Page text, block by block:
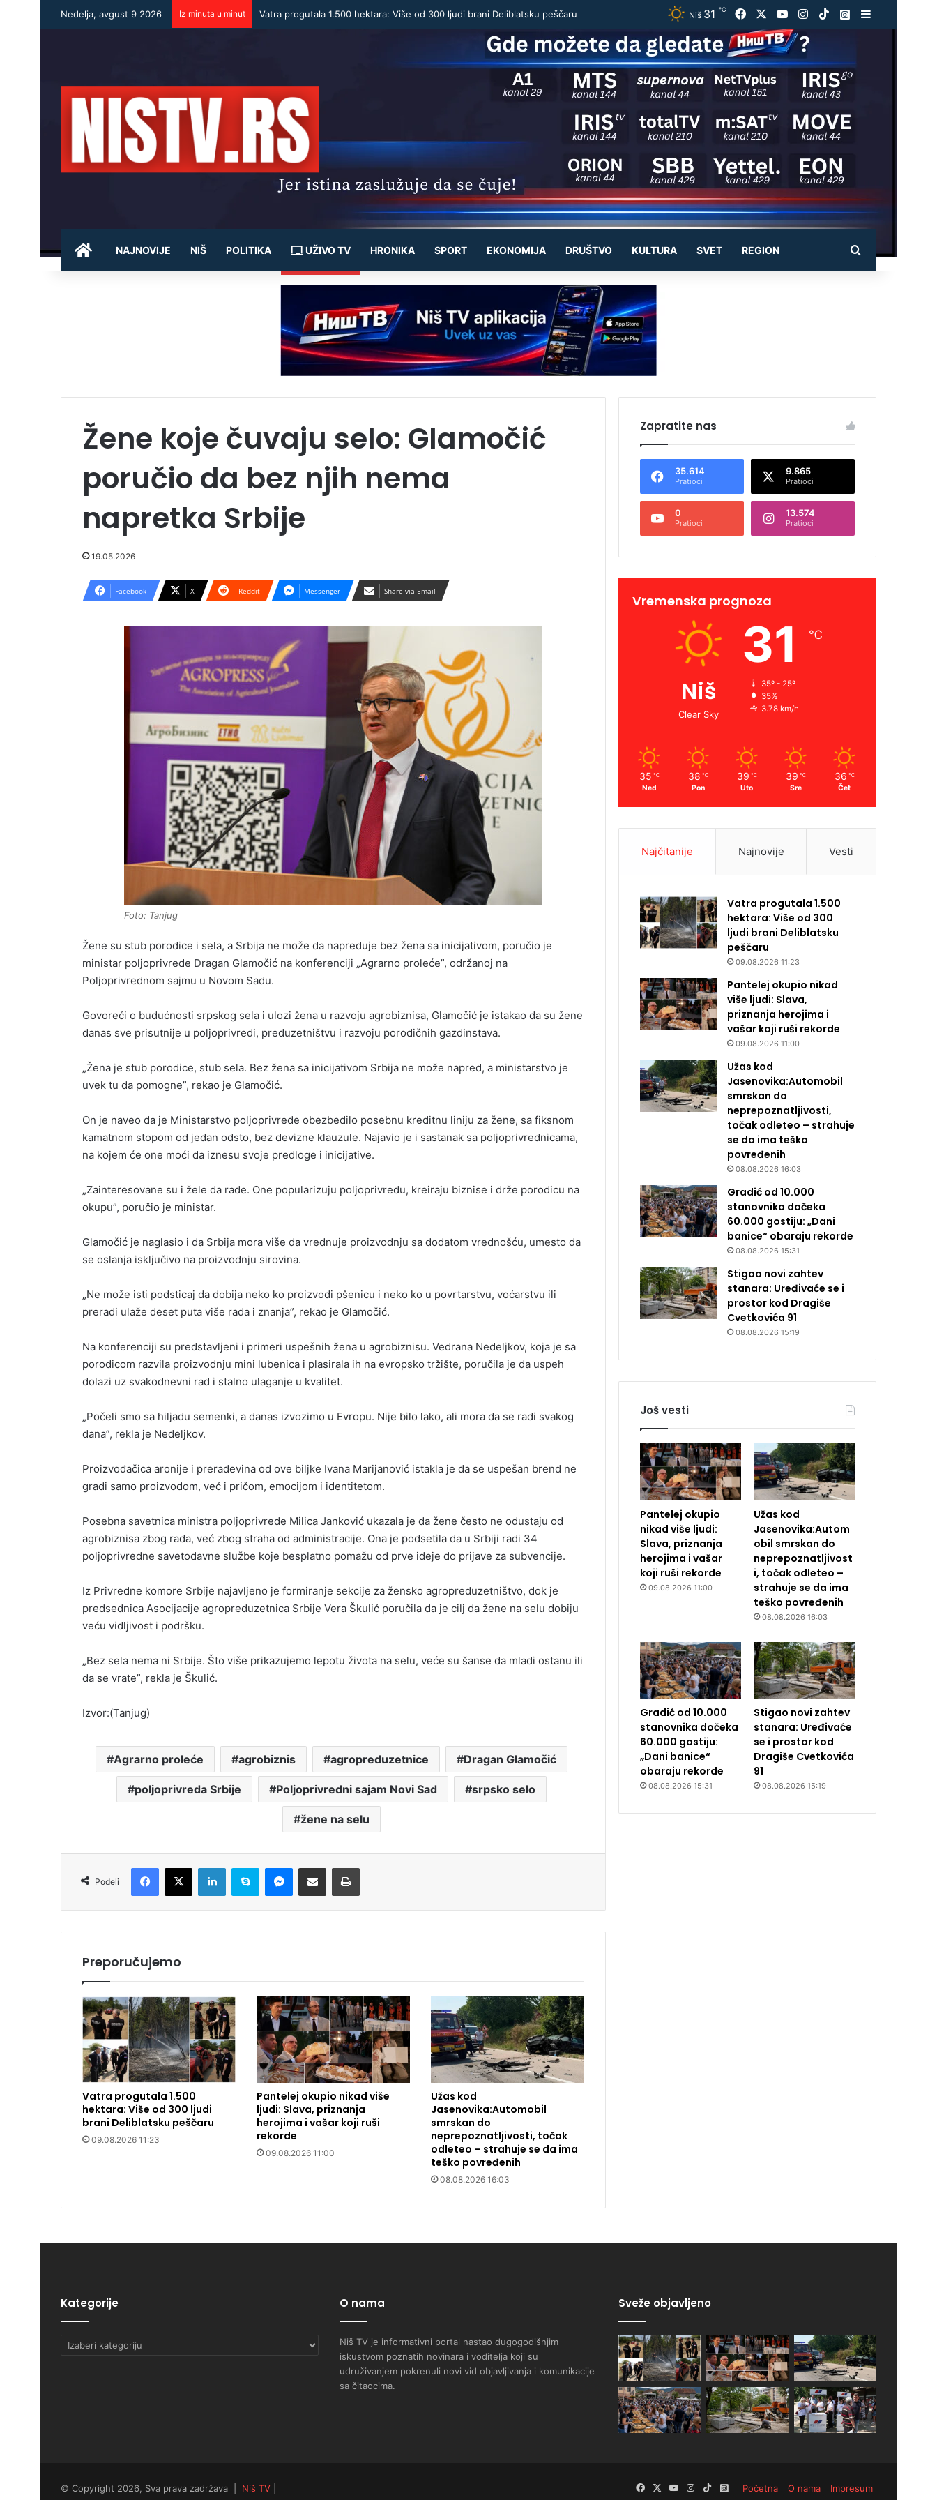
Nedelja, avgust 9 2026 Iz minuta u minut Vatra progutala 1.500 hektara: Više od 300 ljudi brani Deliblatsku peščaru Niš 31 ℃ Facebook YouTubeInstagram
TikTokInstagram
POČETNA
NAJNOVIJE NIŠ POLITIKA UŽIVO TV HRONIKA SPORT EKONOMIJA DRUŠTVO KULTURA SVET REGION Pretraži
Žene koje čuvaju selo: Glamočić
poručio da bez njih nema
napretka Srbije
19.05.2026
Facebook X Reddit Messenger Share via Email
Foto: Tanjug
Žene su stub porodice i sela, a Srbija ne može da napreduje bez žena sa inicijativom, poručio je
ministar poljoprivrede Dragan Glamočić na konferenciji „Agrarno proleće”, održanoj na
Poljoprivrednom sajmu u Novom Sadu.
Govoreći o budućnosti srpskog sela i ulozi žena u razvoju agrobiznisa, Glamočić je istakao da su žene
danas sve prisutnije u poljoprivredi, preduzetništvu i razvoju porodičnih gazdinstava.
„Žena je stub porodice, stub sela. Bez žena sa inicijativom Srbija ne može napred, a ministarstvo je
uvek tu da pomogne”, rekao je Glamočić.
On je naveo da je Ministarstvo poljoprivrede obezbedilo posebnu kreditnu liniju za žene, sa fiksnom
kamatnom stopom od jedan odsto, bez devizne klauzule. Najavio je i sastanak sa poljoprivrednicama,
na kojem će one moći da iznesu svoje predloge i inicijative.
„Zainteresovane su i žele da rade. One popularizuju poljoprivredu, kreiraju biznise i drže porodicu na
okupu”, poručio je ministar.
Glamočić je naglasio i da Srbija mora više da vrednuje proizvodnju sa dodatom vrednošću, umesto da
se oslanja isključivo na proizvodnju sirovina.
„Ne može isti podsticaj da dobija neko ko proizvodi pšenicu i neko ko u povrtarstvu, voćarstvu ili
preradi ulaže deset puta više rada i znanja”, rekao je Glamočić.
Na konferenciji su predstavljeni i primeri uspešnih žena u agrobiznisu. Vedrana Nedeljkov, koja je sa
porodicom razvila proizvodnju mini lubenica i plasirala ih na evropsko tržište, poručila je da uspeh
dolazi uz svakodnevni rad i stalno ulaganje u kvalitet.
„Počeli smo sa hiljadu semenki, a danas izvozimo u Evropu. Nije bilo lako, ali mora da se radi svakog
dana”, rekla je Nedeljkov.
Proizvođačica aronije i prerađevina od ove biljke Ivana Marijanović istakla je da se uspešan brend ne
gradi samo proizvodom, već i pričom, emocijom i identitetom.
Posebna savetnica ministra poljoprivrede Milica Janković ukazala je da žene često ne odustaju od
agrobiznisa zbog rada, već zbog straha od administracije. Ona je podsetila da u Srbiji radi 34
poljoprivredne savetodavne službe koje besplatno pomažu od prve ideje do prijave za subvencije.
Iz Privredne komore Srbije najavljeno je formiranje sekcije za žensko agropreduzetništvo, dok je
predsednica Asocijacije agropreduzetnica Srbije Vera Škulić poručila da je cilj da žene na selu dobiju
veću vidljivost i podršku.
„Bez sela nema ni Srbije. Što više prikazujemo lepotu života na selu, veće su šanse da mladi ostanu ili
da se vrate”, rekla je Škulić.
Izvor:(Tanjug)
Agrarno proleće agrobiznis agropreduzetnice Dragan Glamočić
poljoprivreda Srbije Poljoprivredni sajam Novi Sad srpsko selo
žene na selu
Podeli
Preporučujemo
Vatra progutala 1.500
hektara: Više od 300 ljudi
brani Deliblatsku peščaru
09.08.2026 11:23
Pantelej okupio nikad više
ljudi: Slava, priznanja
herojima i vašar koji ruši
rekorde
09.08.2026 11:00
Užas kod
Jasenovika:Automobil
smrskan do
neprepoznatljivosti, točak
odleteo – strahuje se da ima
teško povređenih
08.08.2026 16:03
Zapratite nas
35.614
Pratioci
9.865
Pratioci
0
Pratioci
13.574
Pratioci
Vremenska prognoza
Niš
Clear Sky
31 ℃
35º - 25º
35%
3.78 km/h
35 ℃
Ned
38 ℃
Pon
39 ℃
Uto
39 ℃
Sre
36 ℃
Čet
Najčitanije Najnovije Vesti
Vatra progutala 1.500
hektara: Više od 300
ljudi brani Deliblatsku
peščaru
09.08.2026 11:23
Pantelej okupio nikad
više ljudi: Slava,
priznanja herojima i
vašar koji ruši rekorde
09.08.2026 11:00
Užas kod
Jasenovika:Automobil
smrskan do
neprepoznatljivosti,
točak odleteo – strahuje
se da ima teško
povređenih
08.08.2026 16:03
Gradić od 10.000
stanovnika dočeka
60.000 gostiju: „Dani
banice“ obaraju rekorde
08.08.2026 15:31
Stigao novi zahtev
stanara: Uređivaće se i
prostor kod Dragiše
Cvetkovića 91
08.08.2026 15:19
Još vesti
Pantelej okupio
nikad više ljudi:
Slava, priznanja
herojima i vašar
koji ruši rekorde
09.08.2026 11:00
Užas kod
Jasenovika:Autom
obil smrskan do
neprepoznatljivost
i, točak odleteo –
strahuje se da ima
teško povređenih
08.08.2026 16:03
Gradić od 10.000
stanovnika dočeka
60.000 gostiju:
„Dani banice“
obaraju rekorde
08.08.2026 15:31
Stigao novi zahtev
stanara: Uređivaće
se i prostor kod
Dragiše Cvetkovića
91
08.08.2026 15:19
Kategorije
Kategorije
O nama
Niš TV je informativni portal nastao dugogodišnjim
iskustvom poznatih novinara i voditelja koji su
udruživanjem pokrenuli novi vid objavljivanja i komunikacije
sa čitaocima.
Sveže objavljeno
© Copyright 2026, Sva prava zadržava | Niš TV Početna O nama Impresum
FacebookYouTubeInstagram
TikTokInstagram